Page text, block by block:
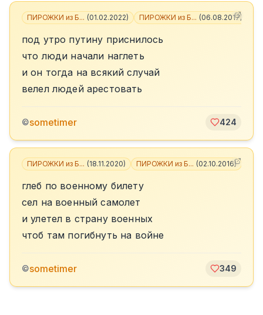
ПИРОЖКИ из Б... (01.02.2022) ПИРОЖКИ из Б... (06.08.2017)
под утро путину приснилось
что люди начали наглеть
и он тогда на всякий случай
велел людей арестовать
©sometimer 424
ПИРОЖКИ из Б... (18.11.2020) ПИРОЖКИ из Б... (02.10.2016)
глеб по военному билету
сел на военный самолет
и улетел в страну военных
чтоб там погибнуть на войне
©sometimer 349